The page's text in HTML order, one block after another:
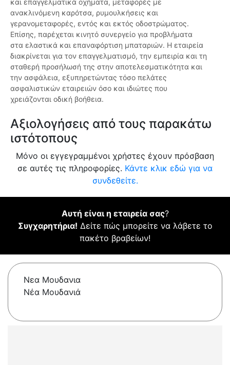
και επαγγελματικά οχήματα, μεταφορές με
ανακλινόμενη καρότσα, ρυμουλκήσεις και
γερανομεταφορές, εντός και εκτός οδοστρώματος.
Επίσης, παρέχεται κινητό συνεργείο για προβλήματα
στα ελαστικά και επαναφόρτιση μπαταριών. Η εταιρεία
διακρίνεται για τον επαγγελματισμό, την εμπειρία και τη
σταθερή προσήλωσή της στην αποτελεσματικότητα και
την ασφάλεια, εξυπηρετώντας τόσο πελάτες
ασφαλιστικών εταιρειών όσο και ιδιώτες που
χρειάζονται οδική βοήθεια.
Αξιολογήσεις από τους παρακάτω
ιστότοπους
Μόνο οι εγγεγραμμένοι χρήστες έχουν πρόσβαση
σε αυτές τις πληροφορίες. Κάντε κλικ εδώ για να
συνδεθείτε.
Αυτή είναι η εταιρεία σας?
Συγχαρητήρια! Δείτε πώς μπορείτε να λάβετε το
πακέτο βραβείων!
Νεα Μουδανια
Νέα Μουδανιά